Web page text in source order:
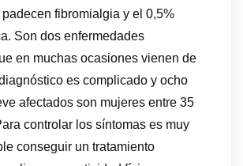
fibromialgia y el 0,5%
Son dos enfermedades
en muchas ocasiones vienen de
es complicado y ocho
afectados son mujeres entre 35
controlar los síntomas es muy
conseguir un tratamiento